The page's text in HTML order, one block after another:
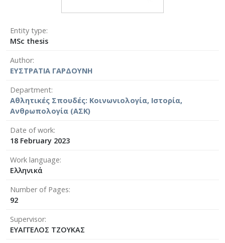
Entity type
MSc thesis
Author
ΕΥΣΤΡΑΤΙΑ ΓΑΡΔΟΥΝΗ
Department
Αθλητικές Σπουδές: Κοινωνιολογία, Ιστορία,
Ανθρωπολογία (ΑΣΚ)
Date of work
18 February 2023
Work language
Ελληνικά
Number of Pages
92
Supervisor
ΕΥΑΓΓΕΛΟΣ ΤΖΟΥΚΑΣ